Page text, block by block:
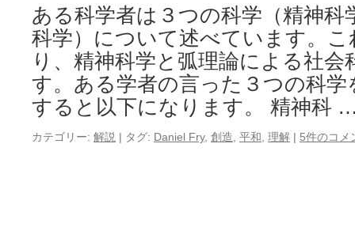
ある科学者は３つの科学（精神科
科学）について述べています。
り、精神科学と弧理論による社
す。ある学者の言った３つの科
すると以下になります。 精神科
カテゴリー: 解説 | タグ: Daniel Fry, 創造 平和 理解 | 5件のコメ